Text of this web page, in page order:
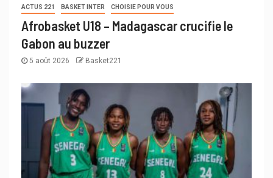
ACTUS 221 BASKET INTER CHOISIE POUR VOUS
Afrobasket U18 – Madagascar crucifie le
Gabon au buzzer
5 août 2026 Basket221